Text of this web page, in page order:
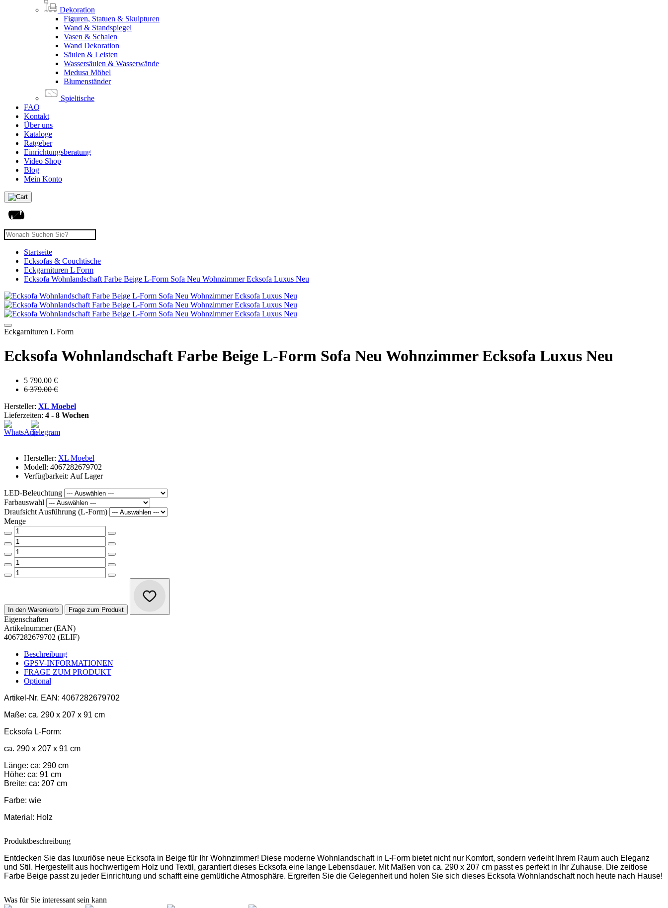
Dekoration
Figuren, Statuen & Skulpturen
Wand & Standspiegel
Vasen & Schalen
Wand Dekoration
Säulen & Leisten
Wassersäulen & Wasserwände
Medusa Möbel
Blumenständer
Spieltische
FAQ
Kontakt
Über uns
Kataloge
Ratgeber
Einrichtungsberatung
Video Shop
Blog
Mein Konto
Startseite
Ecksofas & Couchtische
Eckgarnituren L Form
Ecksofa Wohnlandschaft Farbe Beige L-Form Sofa Neu Wohnzimmer Ecksofa Luxus Neu
Eckgarnituren L Form
Ecksofa Wohnlandschaft Farbe Beige L-Form Sofa Neu Wohnzimmer Ecksofa Luxus Neu
5 790.00 €
6 379.00 €
Hersteller: XL Moebel
Lieferzeiten: 4 - 8 Wochen
Hersteller: XL Moebel
Modell: 4067282679702
Verfügbarkeit: Auf Lager
LED-Beleuchtung
Farbauswahl
Draufsicht Ausführung (L-Form)
Menge
In den Warenkorb Frage zum Produkt
Eigenschaften
Artikelnummer (EAN)
4067282679702 (ELIF)
Beschreibung
GPSV-INFORMATIONEN
FRAGE ZUM PRODUKT
Optional
Artikel-Nr. EAN: 4067282679702
Maße: ca. 290 x 207 x 91 cm
Ecksofa L-Form:
ca. 290 x 207 x 91 cm
Länge: ca: 290 cm
Höhe: ca: 91 cm
Breite: ca: 207 cm
Farbe: wie
Material: Holz
Produktbeschreibung
Entdecken Sie das luxuriöse neue Ecksofa in Beige für Ihr Wohnzimmer! Diese moderne Wohnlandschaft in L-Form bietet nicht nur Komfort, sondern verleiht Ihrem Raum auch Eleganz
und Stil. Hergestellt aus hochwertigem Holz und Textil, garantiert dieses Ecksofa eine lange Lebensdauer. Mit Maßen von ca. 290 x 207 cm passt es perfekt in Ihr Zuhause. Die zeitlose
Farbe Beige passt zu jeder Einrichtung und schafft eine gemütliche Atmosphäre. Ergreifen Sie die Gelegenheit und holen Sie sich dieses Ecksofa Wohnlandschaft noch heute nach Hause!
Was für Sie interessant sein kann